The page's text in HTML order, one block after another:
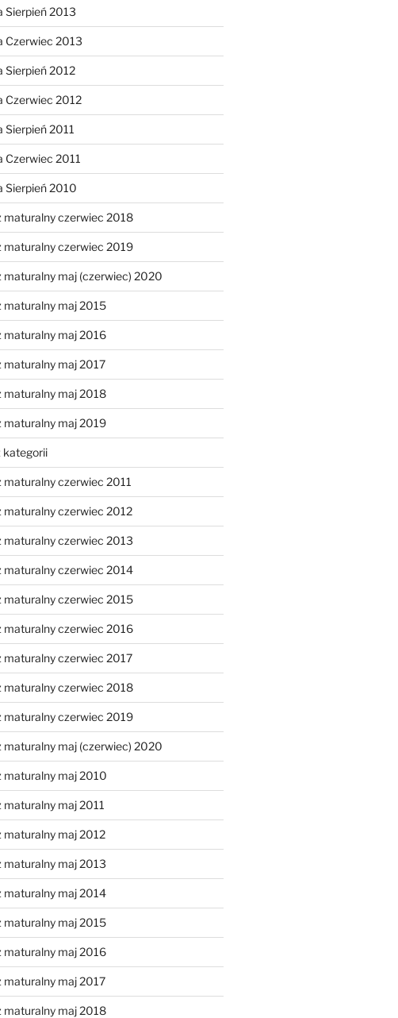
Sierpień 2013
Czerwiec 2013
Sierpień 2012
Czerwiec 2012
Sierpień 2011
Czerwiec 2011
Sierpień 2010
maturalny czerwiec 2018
maturalny czerwiec 2019
maturalny maj (czerwiec) 2020
maturalny maj 2015
maturalny maj 2016
maturalny maj 2017
maturalny maj 2018
maturalny maj 2019
kategorii
maturalny czerwiec 2011
maturalny czerwiec 2012
maturalny czerwiec 2013
maturalny czerwiec 2014
maturalny czerwiec 2015
maturalny czerwiec 2016
maturalny czerwiec 2017
maturalny czerwiec 2018
maturalny czerwiec 2019
maturalny maj (czerwiec) 2020
maturalny maj 2010
maturalny maj 2011
maturalny maj 2012
maturalny maj 2013
maturalny maj 2014
maturalny maj 2015
maturalny maj 2016
maturalny maj 2017
maturalny maj 2018